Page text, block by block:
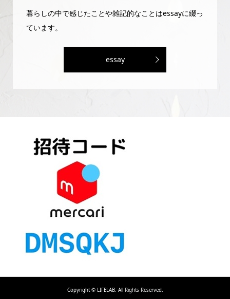
暮らしの中で感じたことや雑記的なことはessayに綴っ
ています。
essay
Copyright ©LIFELAB. All Rights Reserved.